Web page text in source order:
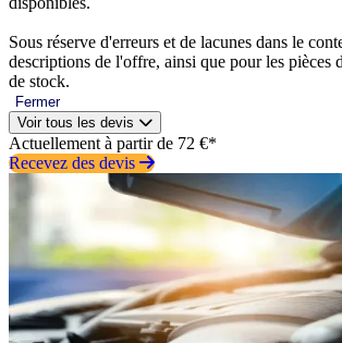
Sous réserve d'erreurs et de lacunes dans le
descriptions de l'offre, ainsi que pour les pièces
de stock.
Fermer
Voir tous les devis
Actuellement à partir de 72 €*
Recevez des devis